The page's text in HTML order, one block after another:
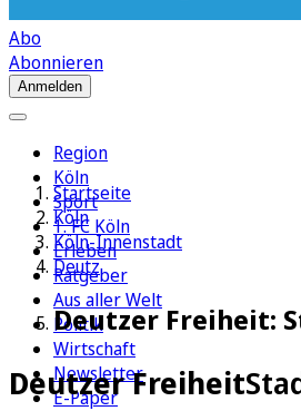
Abo
Abonnieren
Anmelden
Region
Köln
Sport
1. FC Köln
Erleben
Ratgeber
Aus aller Welt
Politik
Wirtschaft
Newsletter
E-Paper
Startseite
Köln
Köln-Innenstadt
Deutz
Deutzer Freiheit:
Deutzer Freiheit